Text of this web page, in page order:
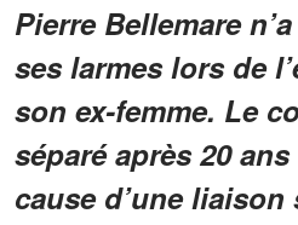
Pierre Bellemare
ses larmes lors de
son ex-femme. Le
séparé après 20
cause d’une liaison